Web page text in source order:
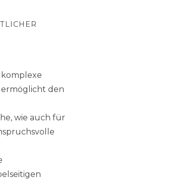
ermöglicht den
wie auch für